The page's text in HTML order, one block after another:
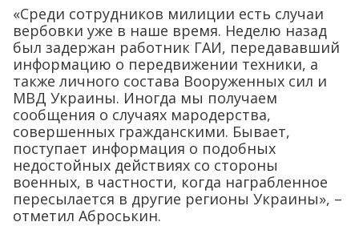
«Среди сотрудников милиции есть случаи
вербовки уже в наше время. Неделю назад
был задержан работник ГАИ, передававший
информацию о передвижении техники, а
также личного состава Вооруженных сил и
МВД Украины. Иногда мы получаем
сообщения о случаях мародерства,
совершенных гражданскими. Бывает,
поступает информация о подобных
недостойных действиях со стороны
военных, в частности, когда награбленное
пересылается в другие регионы Украины», –
отметил Аброськин.